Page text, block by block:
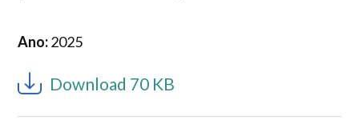
Ano:2025
Download 70 KB